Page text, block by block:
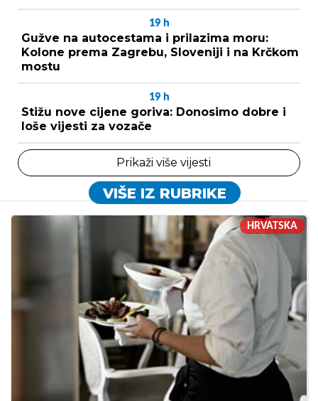
19 h
Gužve na autocestama i prilazima moru:
Kolone prema Zagrebu, Sloveniji i na Krčkom
mostu
19 h
Stižu nove cijene goriva: Donosimo dobre i
loše vijesti za vozače
Prikaži više vijesti
VIŠE IZ RUBRIKE
HRVATSKA